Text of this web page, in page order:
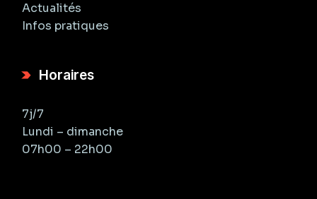
Actualités
Infos pratiques
Horaires
7j/7
Lundi – dimanche
07h00 – 22h00